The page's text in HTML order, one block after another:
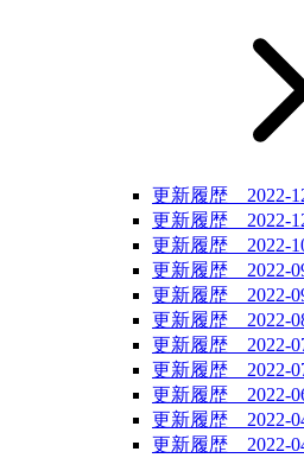
更新履歴 2022-
更新履歴 2022-
更新履歴 2022-
更新履歴 2022-
更新履歴 2022-
更新履歴 2022-
更新履歴 2022-
更新履歴 2022-
更新履歴 2022-
更新履歴 2022-
更新履歴 2022-